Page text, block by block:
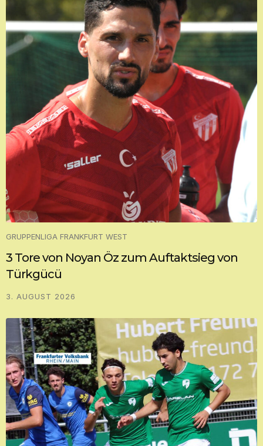
GRUPPENLIGA FRANKFURT WEST
3 Tore von Noyan Öz zum Auftaktsieg von
Türkgücü
3. AUGUST 2026